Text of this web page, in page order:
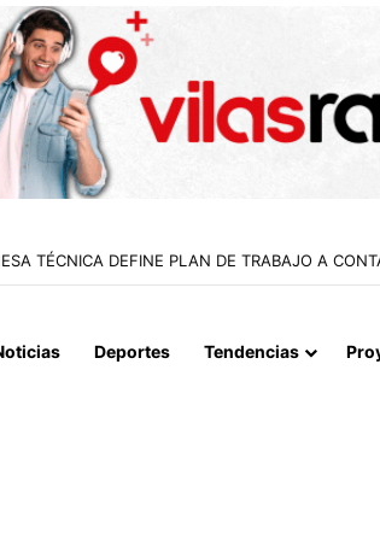
LA EMOTIVA ROMERÍA AL CEMENTERIO
Deportes Tendencias